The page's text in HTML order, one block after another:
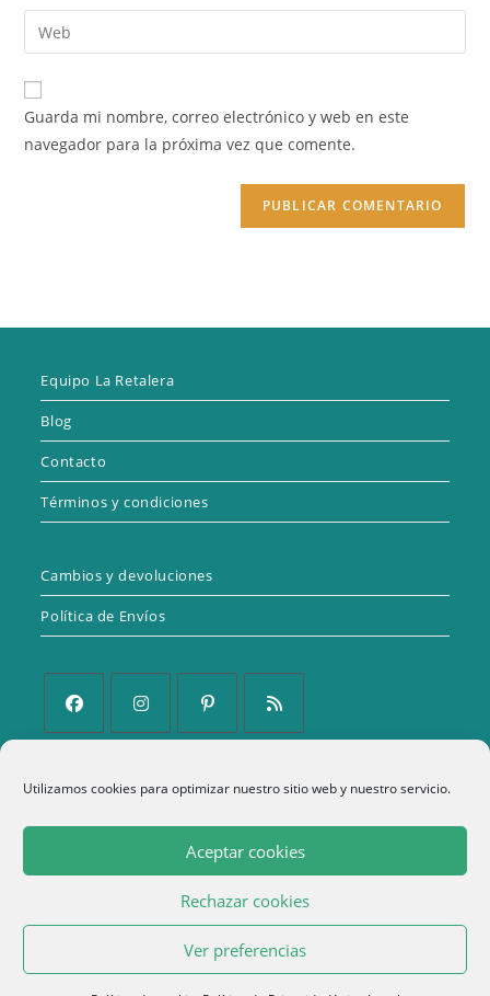
Utilizamos cookies para optimizar nuestro sitio web y nuestro servicio.
Aceptar cookies
Rechazar cookies
Ver preferencias
de
usuario
para
comentar
dirección
de
electrónico
para
comentar
Introduce
la
URL
de
Guarda mi nombre, correo electrónico y web en este
navegador para la próxima vez que comente.
Equipo La Retalera
Blog
Contacto
Términos y condiciones
Cambios y devoluciones
Política de Envíos
Se
una
Se
una
Se
en
una
nueva
Se
una
nueva
Política de Privacidad
Aviso Legal
Términos y condiciones